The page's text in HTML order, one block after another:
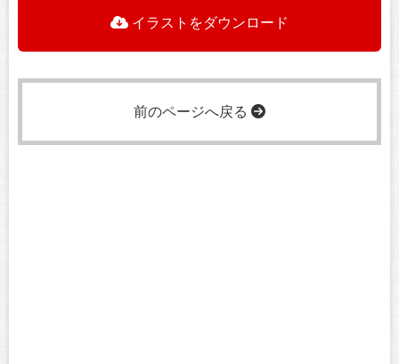
イラストをダウンロード
前のページへ戻る